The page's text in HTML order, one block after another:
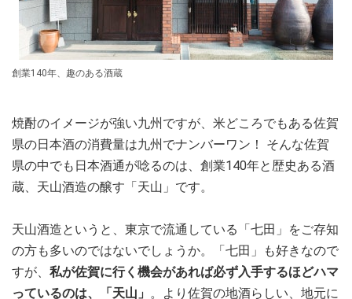
創業140年、趣のある酒蔵
焼酎のイメージが強い九州ですが、米どころでもある佐賀
県の日本酒の消費量は九州でナンバーワン！ そんな佐賀
県の中でも日本酒通が唸るのは、創業140年と歴史ある酒
蔵、天山酒造の醸す「天山」です。
天山酒造というと、東京で流通している「七田」をご存知
の方も多いのではないでしょうか。「七田」も好きなので
すが、 私が佐賀に行く機会があれば必ず入手するほどハマ
っているのは、「天山」 。より佐賀の地酒らしい、地元に